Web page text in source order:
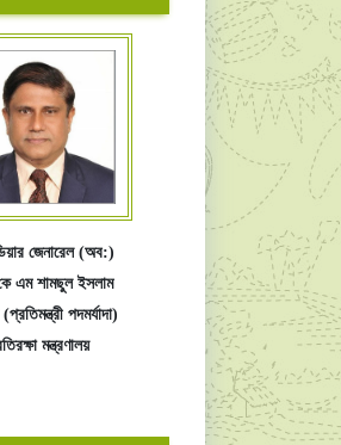
জেনারেল (অব:)
এম শামছুল ইসলাম
(প্রতিমন্ত্রী পদমর্যাদা)
মন্ত্রণালয়